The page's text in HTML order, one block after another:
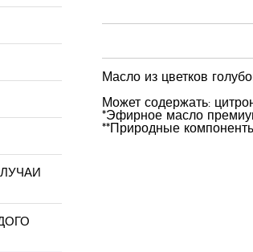
Масло из цветков
Может содержать:
*Эфирное масло
**Природные